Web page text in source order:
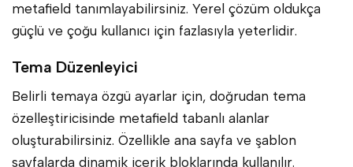
metafield tanımlayabilirsiniz. Yerel çözüm oldukça
güçlü ve çoğu kullanıcı için fazlasıyla yeterlidir.
Tema Düzenleyici
Belirli temaya özgü ayarlar için, doğrudan tema
özelleştiricisinde metafield tabanlı alanlar
oluşturabilirsiniz. Özellikle ana sayfa ve şablon
sayfalarda dinamik içerik bloklarında kullanılır.